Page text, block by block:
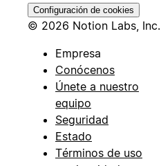
Configuración de cookies
© 2026 Notion Labs, Inc.
Empresa
Conócenos
Únete a nuestro
equipo
Seguridad
Estado
Términos de uso